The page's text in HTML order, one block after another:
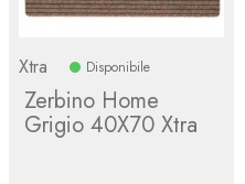
Xtra Disponibile
Zerbino Home
Grigio 40X70 Xtra